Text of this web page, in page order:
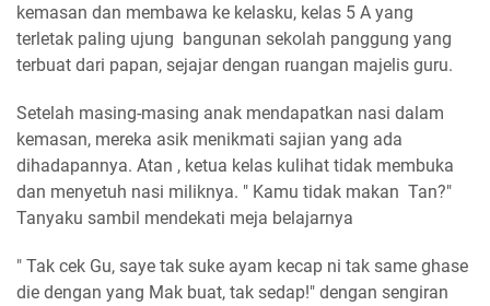
kemasan dan membawa ke kelasku, kelas 5 A yang
terletak paling ujung bangunan sekolah panggung yang
terbuat dari papan, sejajar dengan ruangan majelis guru.
Setelah masing-masing anak mendapatkan nasi dalam
kemasan, mereka asik menikmati sajian yang ada
dihadapannya. Atan , ketua kelas kulihat tidak membuka
dan menyetuh nasi miliknya. " Kamu tidak makan Tan?"
Tanyaku sambil mendekati meja belajarnya
" Tak cek Gu, saye tak suke ayam kecap ni tak same ghase
die dengan yang Mak buat, tak sedap!" dengan sengiran